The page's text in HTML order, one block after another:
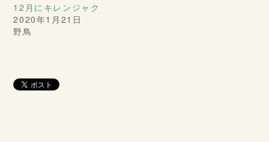
12月にキレンジャク
2020年1月21日
野鳥